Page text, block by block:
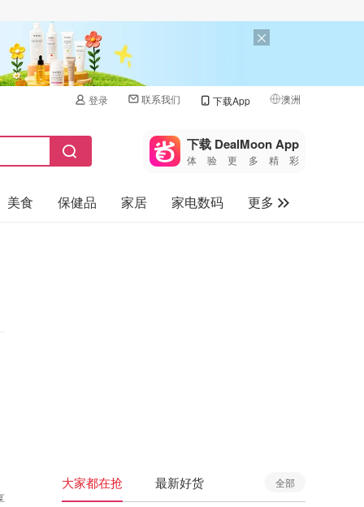
登录 联系我们 下载App 澳洲
🇺🇸
🇨🇳 中国
🇨🇦加拿大
下载 DealMoon App
体验更多精彩
美食 保健品 家居 家电数码
更多
大家都在抢 最新好货 全部